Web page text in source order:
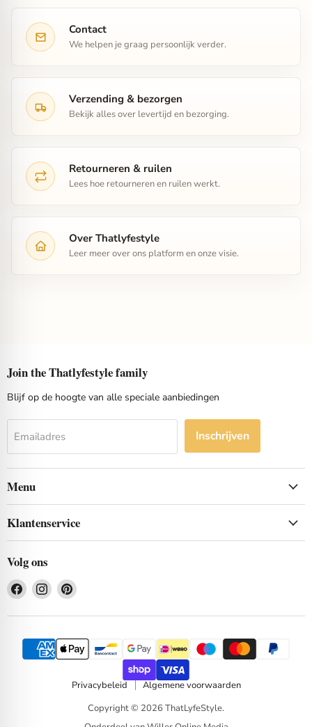
Contact
We helpen je graag persoonlijk verder.
Verzending & bezorgen
Bekijk alles over levertijd en bezorging.
Retourneren & ruilen
Lees hoe retourneren en ruilen werkt.
Over Thatlyfestyle
Leer meer over ons platform en onze visie.
Join the Thatlyfestyle family
Blijf op de hoogte van alle speciale aanbiedingen
Emailadres Inschrijven
Menu
Klantenservice
Volg ons
Vind
ons
op
Vind
ons
op
Vind
op
Privacybeleid
Algemene voorwaarden
Copyright © 2026 ThatLyfeStyle.